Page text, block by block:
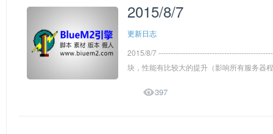
2015/8/7
更新日志
2015/8/7
块，性能有比较大的提升（影响所有服务器
397